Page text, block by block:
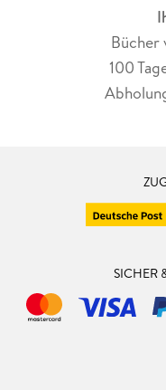
Bücher
100
SICHER